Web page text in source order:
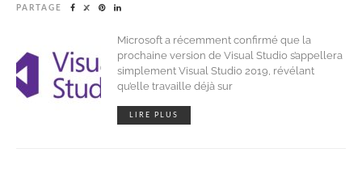
PARTAGE
Microsoft a récemment confirmé que la
prochaine version de Visual Studio s’appellera
simplement Visual Studio 2019, révélant
qu’elle travaille déjà sur
LIRE PLUS